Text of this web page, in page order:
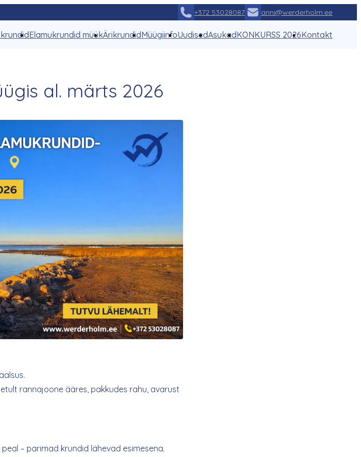
+372 53028087 anni@werderholm.ee
Elamukrundid müükÄrikrundidMüügiinfoUudisedAsukadKONKURSS 2026Kontakt
al. märts 2026
rannajoone ääres, pakkudes rahu, avarust
– parimad krundid lähevad esimesena.